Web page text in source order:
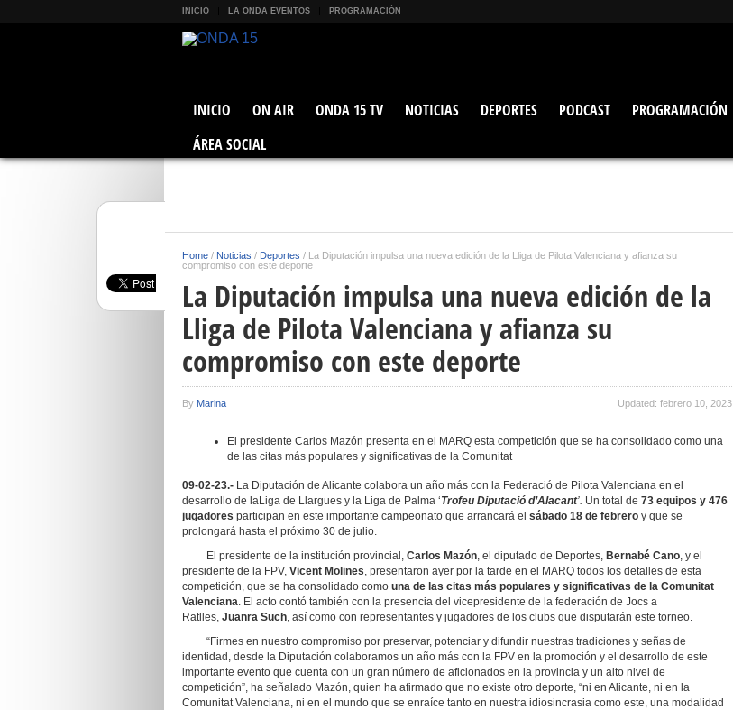
INICIO LA ONDA EVENTOS PROGRAMACIÓN
INICIO ON AIR ONDA 15 TV NOTICIAS DEPORTES PODCAST PROGRAMACIÓN
ÁREA SOCIAL
Home / Noticias / Deportes / La Diputación impulsa una nueva edición de la Lliga de Pilota Valenciana y afianza su
compromiso con este deporte
La Diputación impulsa una nueva edición de la
Lliga de Pilota Valenciana y afianza su
compromiso con este deporte
By Marina Updated: febrero 10, 2023
El presidente Carlos Mazón presenta en el MARQ esta competición que se ha consolidado como una
de las citas más populares y significativas de la Comunitat
09-02-23.- La Diputación de Alicante colabora un año más con la Federació de Pilota Valenciana en el
desarrollo de laLiga de Llargues y la Liga de Palma ‘Trofeu Diputació d’Alacant’. Un total de 73 equipos y 476
jugadores participan en este importante campeonato que arrancará el sábado 18 de febrero y que se
prolongará hasta el próximo 30 de julio.
El presidente de la institución provincial, Carlos Mazón, el diputado de Deportes, Bernabé Cano, y el
presidente de la FPV, Vicent Molines, presentaron ayer por la tarde en el MARQ todos los detalles de esta
competición, que se ha consolidado como una de las citas más populares y significativas de la Comunitat
Valenciana. El acto contó también con la presencia del vicepresidente de la federación de Jocs a
Ratlles, Juanra Such, así como con representantes y jugadores de los clubs que disputarán este torneo.
“Firmes en nuestro compromiso por preservar, potenciar y difundir nuestras tradiciones y señas de
identidad, desde la Diputación colaboramos un año más con la FPV en la promoción y el desarrollo de este
importante evento que cuenta con un gran número de aficionados en la provincia y un alto nivel de
competición”, ha señalado Mazón, quien ha afirmado que no existe otro deporte, “ni en Alicante, ni en la
Comunitat Valenciana, ni en el mundo que se enraíce tanto en nuestra idiosincrasia como este, una modalidad